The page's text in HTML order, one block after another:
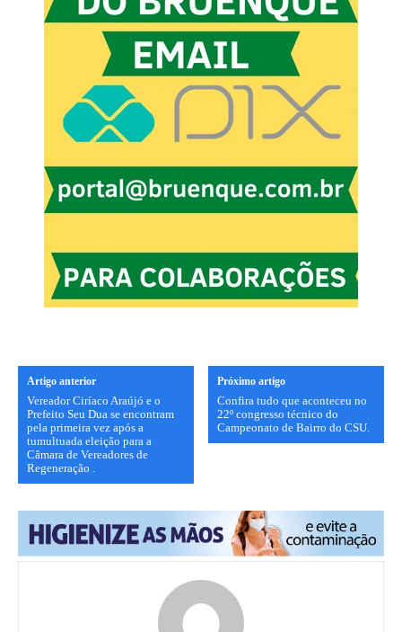
Artigo anterior
Vereador Ciríaco Araújó e o
Prefeito Seu Dua se encontram
pela primeira vez após a
tumultuada eleição para a
Câmara de Vereadores de
Regeneração .
Próximo artigo
Confira tudo que aconteceu no
22º congresso técnico do
Campeonato de Bairro do CSU.